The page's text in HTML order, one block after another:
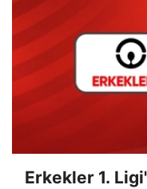
Erkekler 1.